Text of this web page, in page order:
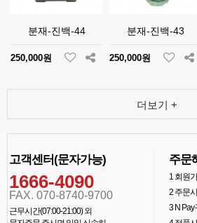
분재-진백-44
250,000원
분재-진백-43
250,000원
더보기 +
고객센터(문자가능)
1666-4090
FAX. 070-8740-9700
근무시간(07:00-21:00) 외
주문
1회원
2주문
3N Pay